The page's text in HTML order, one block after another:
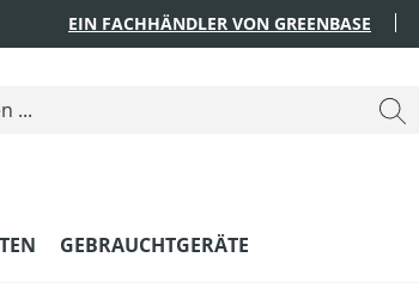
EIN FACHHÄNDLER VON GREENBASE
GEBRAUCHTGERÄTE